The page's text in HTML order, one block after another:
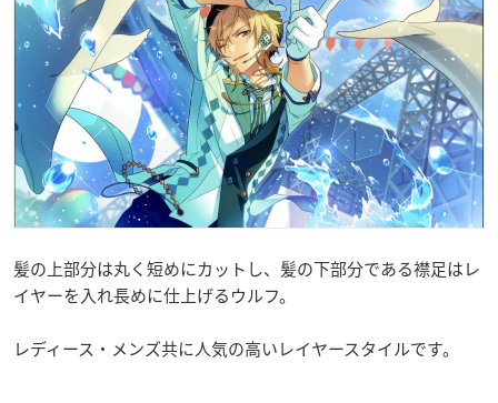
髪の上部分は丸く短めにカットし、髪の下部分である襟足はレ
イヤーを入れ長めに仕上げるウルフ。
レディース・メンズ共に人気の高いレイヤースタイルです。